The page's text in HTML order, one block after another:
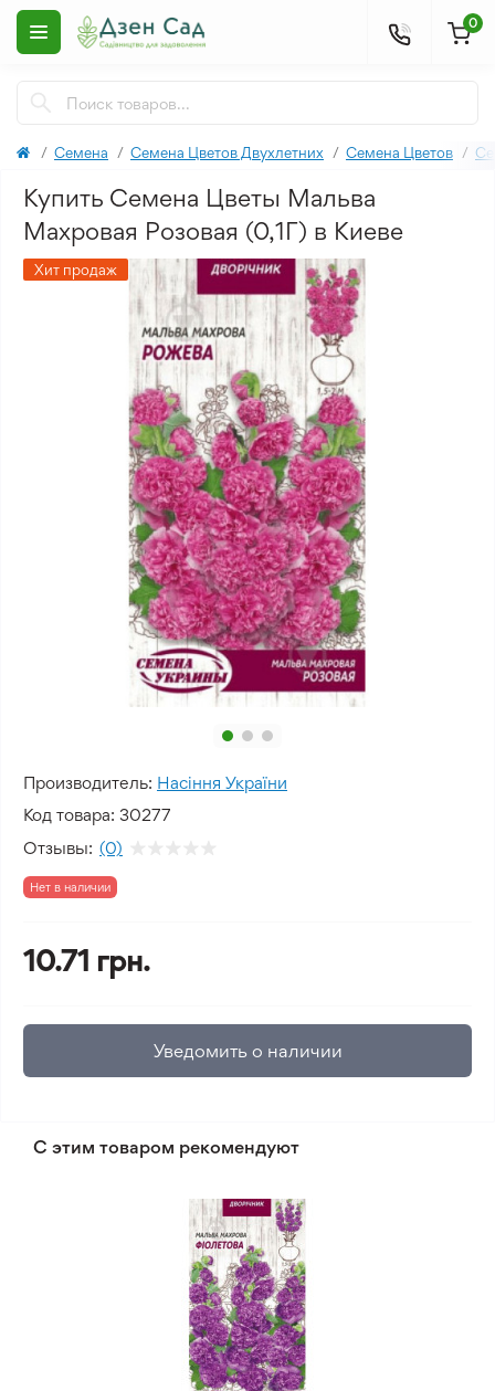
0
Семена Семена Цветов Двухлетних Семена Цветов
Купить Семена Цветы Мальва
Махровая Розовая (0,1Г) в Киеве
Хит продаж
Производитель: Насіння України
Код товара: 30277
Отзывы: (0)
Нет в наличии
10.71 грн.
Уведомить о наличии
С этим товаром рекомендуют